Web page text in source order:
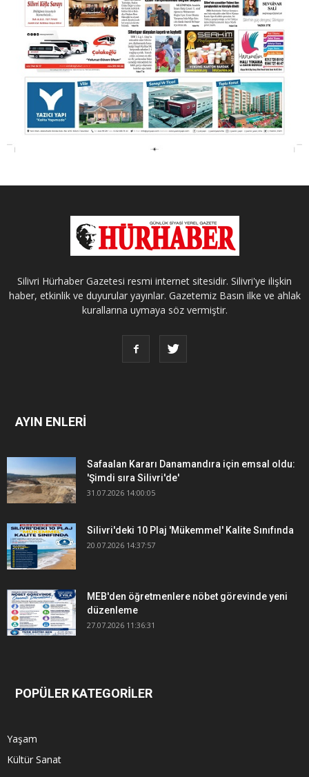
Silivri Hürhaber Gazetesi resmi internet sitesidir. Silivri'ye ilişkin
haber, etkinlik ve duyurular yayınlar. Gazetemiz Basın ilke ve ahlak
kurallarına uymaya söz vermiştir.
AYIN ENLERİ
Safaalan Kararı Danamandıra için emsal oldu:
'Şimdi sıra Silivri'de'
31.07.2026 14:00:05
Silivri'deki 10 Plaj 'Mükemmel' Kalite Sınıfında
20.07.2026 14:37:57
MEB'den öğretmenlere nöbet görevinde yeni
düzenleme
27.07.2026 11:36:31
POPÜLER KATEGORİLER
Yaşam
Kültür Sanat